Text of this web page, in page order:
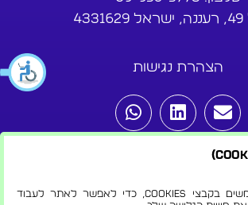
הצהרת נגישות
באתר זה אנו משתמשים בקבצי Cookies, כדי לאפשר לאתר לעבוד